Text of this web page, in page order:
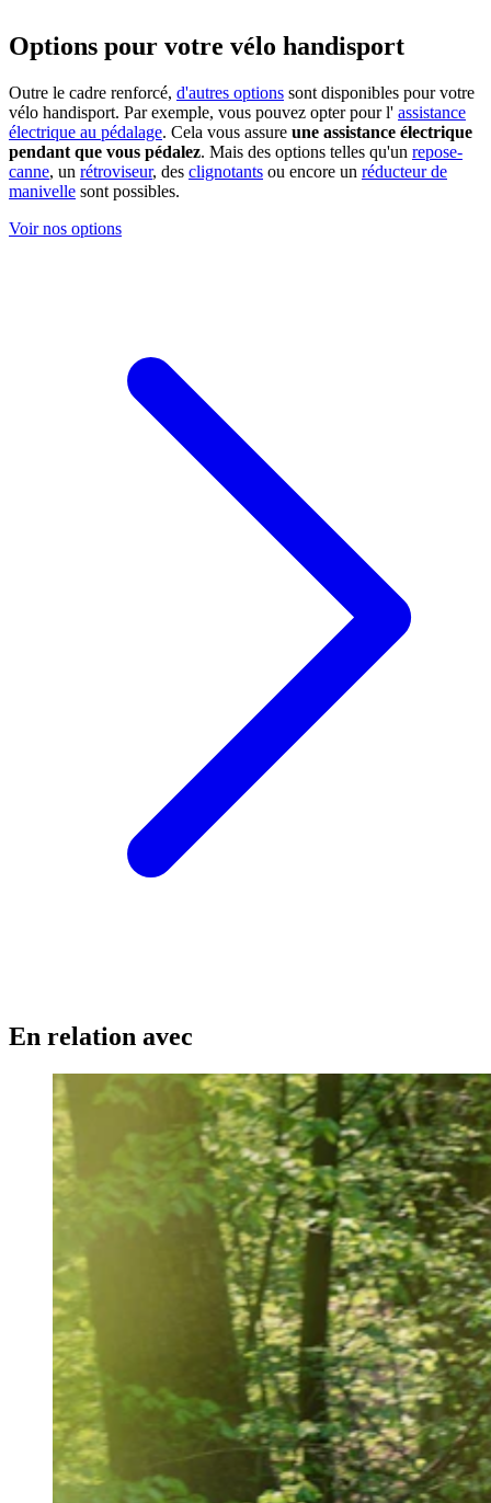
Options pour votre vélo handisport
Outre le cadre renforcé, d'autres options sont disponibles pour votre
vélo handisport. Par exemple, vous pouvez opter pour l' assistance
électrique au pédalage. Cela vous assure une assistance électrique
pendant que vous pédalez. Mais des options telles qu'un repose-
canne, un rétroviseur, des clignotants ou encore un réducteur de
manivelle sont possibles.
Voir nos options
En relation avec